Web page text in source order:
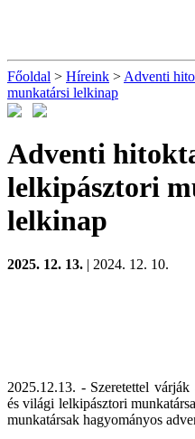
Főoldal > Híreink > Adventi
munkatársi lelkinap
Adventi
lelkipásztori
lelkinap
2025. 12. 13. | 2024. 12. 10.
2025.12.13. - Szeretettel
és világi lelkipásztori
munkatársak hagyományos